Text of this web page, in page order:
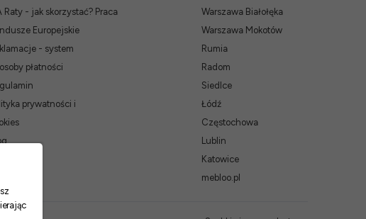
Raty - jak skorzystać?
Europejskie
- system
płatności
prywatności i
Praca
Warszawa Białołęka
Warszawa Mokotów
Rumia
Radom
Siedlce
Łódź
Częstochowa
Lublin
Katowice
mebloo.pl